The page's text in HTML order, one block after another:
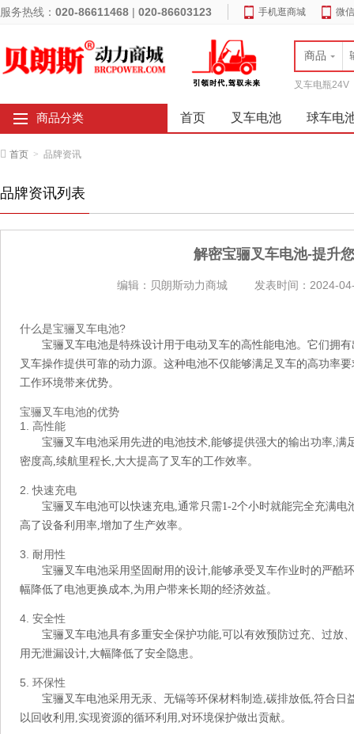
服务热线： 020-86611468 | 020-86603123 手机逛商城 微
商品
叉车电瓶24V
商品分类 首页 叉车电池 球车电
首页 > 品牌资讯
品牌资讯列表
解密宝骊叉车电池-提升
编辑：贝朗斯动力商城 发表时间：2024-
什么是宝骊叉车电池?
宝骊叉车电池是特殊设计用于电动叉车的高性能电池。它们拥
叉车操作提供可靠的动力源。这种电池不仅能够满足叉车的高功率
工作环境带来优势。
宝骊叉车电池的优势
1. 高性能
宝骊叉车电池采用先进的电池技术,能够提供强大的输出功率,
密度高,续航里程长,大大提高了叉车的工作效率。
2. 快速充电
宝骊叉车电池可以快速充电,通常只需1-2个小时就能完全充满
高了设备利用率,增加了生产效率。
3. 耐用性
宝骊叉车电池采用坚固耐用的设计,能够承受叉车作业时的严酷
幅降低了电池更换成本,为用户带来长期的经济效益。
4. 安全性
宝骊叉车电池具有多重安全保护功能,可以有效预防过充、过放
用无泄漏设计,大幅降低了安全隐患。
5. 环保性
宝骊叉车电池采用无汞、无镉等环保材料制造,碳排放低,符合
以回收利用,实现资源的循环利用,对环境保护做出贡献。